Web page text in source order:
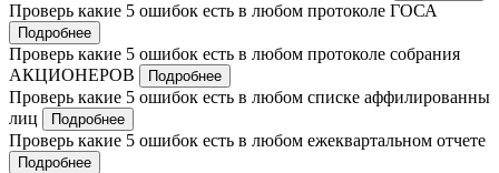
Проверь какие 5 ошибок есть в любом протоколе ГОСА
Подробнее
Проверь какие 5 ошибок есть в любом протоколе собрания
АКЦИОНЕРОВ
Подробнее
Проверь какие 5 ошибок есть в любом списке аффилированны
лиц
Подробнее
Проверь какие 5 ошибок есть в любом ежеквартальном отчете
Подробнее